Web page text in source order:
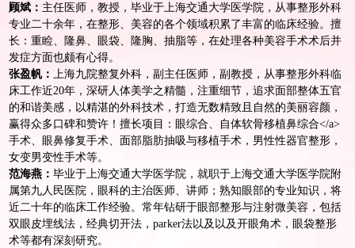
顾斌： 主任医师，教授，毕业于上海交通大学医学院，从事整形外科
专业二十余年，在整形、美容的各个领域积累了丰富的临床经验。擅
长：重睑、 隆鼻、眼袋、隆胸、抽脂等，在处理各种美容手术术后并
发症方面也颇有心得。
张盈帆：上海九院整复外科，副主任医师，副教授，从事整形外科临
床工作近20年，深研人体美学之精髓，注重细节，追求面部整体五官
的和谐美感，以精湛的外科技术，打造无数精致且自然的美丽容颜，
赢得众多口碑和赞许！擅长项目：眼综合、自体软骨移植鼻综合</a>
手术、眼鼻修复手术、面部脂肪抽吸与移植手术，男性性器官整形，
女变男变性手术等。
范海燕：毕业于上海交通大学医学院，就职于上海交通大学医学院附
属第九人民医院，眼科的主治医师、讲师；熟知眼部的专业知识，将
近二十年的临床工作经验。常年钻研于眼部整形与注射微美容，包括
双眼皮埋线法，经典切开法，parker法以及以及开眼角术，眼袋整形
术等都有深刻研究。